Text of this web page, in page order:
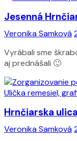
Veronika Samková
Jesenná
Vyrábali sme
aj prednášali 🙂
Veronika Samková
Hrnčiarska